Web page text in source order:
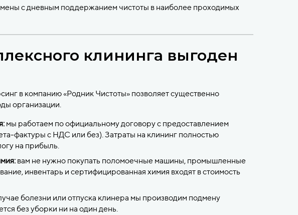
с дневным поддержанием чистоты в наиболее проходимых
клининга выгоден
в компанию «Родник Чистоты» позволяет существенно
организации.
мы работаем по официальному договору с предоставлением
фактуры с НДС или без). Затраты на клининг полностью
на прибыль.
вам не нужно покупать поломоечные машины, промышленные
инвентарь и сертифицированная химия входят в стоимость
болезни или отпуска клинера мы производим подмену
без уборки ни на один день.